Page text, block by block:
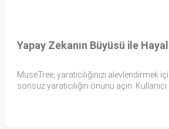
Yapay Zekanın Büyüsü ile
MuseTree, yaratıcılığınızı
sonsuz yaratıcılığın önünü açın.